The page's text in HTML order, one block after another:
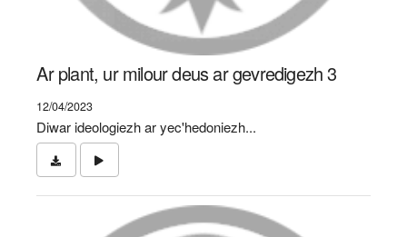
Ar plant, ur milour deus ar gevredigezh 3
12/04/2023
Diwar ideologiezh ar yec'hedoniezh...